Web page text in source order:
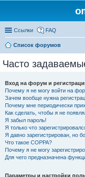
Ссылки FAQ
Список форумов
Часто
Вход на форум и
Почему я не могу войти на
Зачем вообще нужна
Почему мне периодически
Как сделать, чтобы я не
Я забыл пароль!
Я только что
Я давно зарегистрирован, но
Что такое COPPA?
Почему я не могу
Для чего предназначена
Параметры и настройки